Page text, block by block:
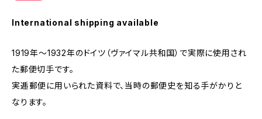
International shipping available
1919年～1932年のドイツ（ヴァイマル共和国）で実際に使用され
た郵便切手です。
実逓郵便に用いられた資料で、当時の郵便史を知る手がかりと
なります。